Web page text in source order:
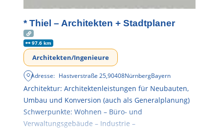
* Thiel – Architekten + Stadtplaner
97.6 km
Architekten/Ingenieure
Adresse: Hastverstraße 25,90408NürnbergBayern
Architektur: Architektenleistungen für Neubauten,
Umbau und Konversion (auch als Generalplanung)
Schwerpunkte: Wohnen – Büro- und
Verwaltungsgebäude – Industrie –